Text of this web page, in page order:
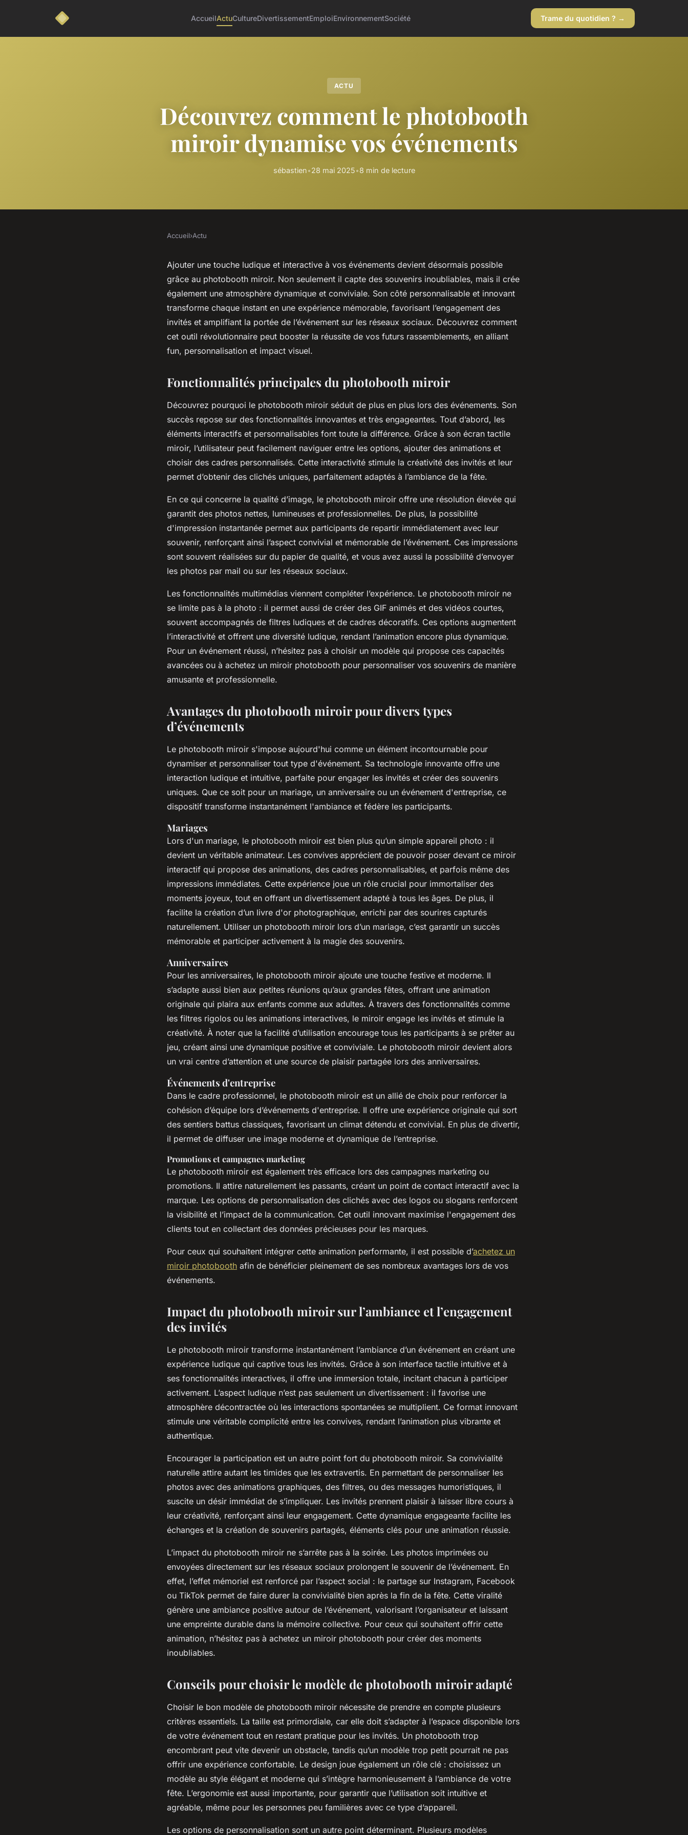
AccueilActuCultureDivertissementEmploiEnvironnementSociété Trame du quotidien ? →
ACTU
Découvrez comment le photobooth
miroir dynamise vos événements
sébastien•28 mai 2025•8 min de lecture
Accueil›Actu
Ajouter une touche ludique et interactive à vos événements devient désormais possible
grâce au photobooth miroir. Non seulement il capte des souvenirs inoubliables, mais il crée
également une atmosphère dynamique et conviviale. Son côté personnalisable et innovant
transforme chaque instant en une expérience mémorable, favorisant l’engagement des
invités et amplifiant la portée de l’événement sur les réseaux sociaux. Découvrez comment
cet outil révolutionnaire peut booster la réussite de vos futurs rassemblements, en alliant
fun, personnalisation et impact visuel.
Fonctionnalités principales du photobooth miroir
Découvrez pourquoi le photobooth miroir séduit de plus en plus lors des événements. Son
succès repose sur des fonctionnalités innovantes et très engageantes. Tout d’abord, les
éléments interactifs et personnalisables font toute la différence. Grâce à son écran tactile
miroir, l’utilisateur peut facilement naviguer entre les options, ajouter des animations et
choisir des cadres personnalisés. Cette interactivité stimule la créativité des invités et leur
permet d’obtenir des clichés uniques, parfaitement adaptés à l’ambiance de la fête.
En ce qui concerne la qualité d’image, le photobooth miroir offre une résolution élevée qui
garantit des photos nettes, lumineuses et professionnelles. De plus, la possibilité
d'impression instantanée permet aux participants de repartir immédiatement avec leur
souvenir, renforçant ainsi l’aspect convivial et mémorable de l’événement. Ces impressions
sont souvent réalisées sur du papier de qualité, et vous avez aussi la possibilité d’envoyer
les photos par mail ou sur les réseaux sociaux.
Les fonctionnalités multimédias viennent compléter l’expérience. Le photobooth miroir ne
se limite pas à la photo : il permet aussi de créer des GIF animés et des vidéos courtes,
souvent accompagnés de filtres ludiques et de cadres décoratifs. Ces options augmentent
l’interactivité et offrent une diversité ludique, rendant l’animation encore plus dynamique.
Pour un événement réussi, n’hésitez pas à choisir un modèle qui propose ces capacités
avancées ou à achetez un miroir photobooth pour personnaliser vos souvenirs de manière
amusante et professionnelle.
Avantages du photobooth miroir pour divers types
d’événements
Le photobooth miroir s'impose aujourd'hui comme un élément incontournable pour
dynamiser et personnaliser tout type d'événement. Sa technologie innovante offre une
interaction ludique et intuitive, parfaite pour engager les invités et créer des souvenirs
uniques. Que ce soit pour un mariage, un anniversaire ou un événement d'entreprise, ce
dispositif transforme instantanément l'ambiance et fédère les participants.
Mariages
Lors d'un mariage, le photobooth miroir est bien plus qu’un simple appareil photo : il
devient un véritable animateur. Les convives apprécient de pouvoir poser devant ce miroir
interactif qui propose des animations, des cadres personnalisables, et parfois même des
impressions immédiates. Cette expérience joue un rôle crucial pour immortaliser des
moments joyeux, tout en offrant un divertissement adapté à tous les âges. De plus, il
facilite la création d’un livre d'or photographique, enrichi par des sourires capturés
naturellement. Utiliser un photobooth miroir lors d’un mariage, c’est garantir un succès
mémorable et participer activement à la magie des souvenirs.
Anniversaires
Pour les anniversaires, le photobooth miroir ajoute une touche festive et moderne. Il
s’adapte aussi bien aux petites réunions qu’aux grandes fêtes, offrant une animation
originale qui plaira aux enfants comme aux adultes. À travers des fonctionnalités comme
les filtres rigolos ou les animations interactives, le miroir engage les invités et stimule la
créativité. À noter que la facilité d’utilisation encourage tous les participants à se prêter au
jeu, créant ainsi une dynamique positive et conviviale. Le photobooth miroir devient alors
un vrai centre d’attention et une source de plaisir partagée lors des anniversaires.
Événements d'entreprise
Dans le cadre professionnel, le photobooth miroir est un allié de choix pour renforcer la
cohésion d’équipe lors d’événements d'entreprise. Il offre une expérience originale qui sort
des sentiers battus classiques, favorisant un climat détendu et convivial. En plus de divertir,
il permet de diffuser une image moderne et dynamique de l’entreprise.
Promotions et campagnes marketing
Le photobooth miroir est également très efficace lors des campagnes marketing ou
promotions. Il attire naturellement les passants, créant un point de contact interactif avec la
marque. Les options de personnalisation des clichés avec des logos ou slogans renforcent
la visibilité et l’impact de la communication. Cet outil innovant maximise l'engagement des
clients tout en collectant des données précieuses pour les marques.
Pour ceux qui souhaitent intégrer cette animation performante, il est possible d’achetez un
miroir photobooth afin de bénéficier pleinement de ses nombreux avantages lors de vos
événements.
Impact du photobooth miroir sur l’ambiance et l’engagement
des invités
Le photobooth miroir transforme instantanément l’ambiance d’un événement en créant une
expérience ludique qui captive tous les invités. Grâce à son interface tactile intuitive et à
ses fonctionnalités interactives, il offre une immersion totale, incitant chacun à participer
activement. L’aspect ludique n’est pas seulement un divertissement : il favorise une
atmosphère décontractée où les interactions spontanées se multiplient. Ce format innovant
stimule une véritable complicité entre les convives, rendant l’animation plus vibrante et
authentique.
Encourager la participation est un autre point fort du photobooth miroir. Sa convivialité
naturelle attire autant les timides que les extravertis. En permettant de personnaliser les
photos avec des animations graphiques, des filtres, ou des messages humoristiques, il
suscite un désir immédiat de s’impliquer. Les invités prennent plaisir à laisser libre cours à
leur créativité, renforçant ainsi leur engagement. Cette dynamique engageante facilite les
échanges et la création de souvenirs partagés, éléments clés pour une animation réussie.
L’impact du photobooth miroir ne s’arrête pas à la soirée. Les photos imprimées ou
envoyées directement sur les réseaux sociaux prolongent le souvenir de l’événement. En
effet, l’effet mémoriel est renforcé par l’aspect social : le partage sur Instagram, Facebook
ou TikTok permet de faire durer la convivialité bien après la fin de la fête. Cette viralité
génère une ambiance positive autour de l’événement, valorisant l’organisateur et laissant
une empreinte durable dans la mémoire collective. Pour ceux qui souhaitent offrir cette
animation, n’hésitez pas à achetez un miroir photobooth pour créer des moments
inoubliables.
Conseils pour choisir le modèle de photobooth miroir adapté
Choisir le bon modèle de photobooth miroir nécessite de prendre en compte plusieurs
critères essentiels. La taille est primordiale, car elle doit s’adapter à l’espace disponible lors
de votre événement tout en restant pratique pour les invités. Un photobooth trop
encombrant peut vite devenir un obstacle, tandis qu’un modèle trop petit pourrait ne pas
offrir une expérience confortable. Le design joue également un rôle clé : choisissez un
modèle au style élégant et moderne qui s’intègre harmonieusement à l’ambiance de votre
fête. L’ergonomie est aussi importante, pour garantir que l’utilisation soit intuitive et
agréable, même pour les personnes peu familières avec ce type d’appareil.
Les options de personnalisation sont un autre point déterminant. Plusieurs modèles